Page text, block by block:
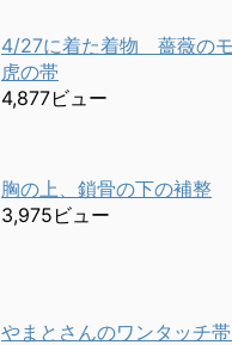
4/27に着た着物 薔薇の
虎の帯
4,877ビュー
胸の上、鎖骨の下の補整
3,975ビュー
やまとさんのワンタッチ帯